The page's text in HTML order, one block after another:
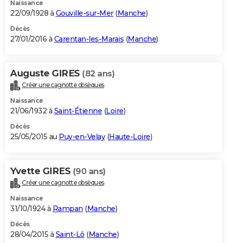
Naissance
22/09/1928 à Gouville-sur-Mer(Manche)
Décès
27/01/2016 à Carentan-les-Marais (Manche)
Auguste GIRES (82 ans)
Créer une cagnotte obsèques
Naissance
21/06/1932 à Saint-Étienne (Loire)
Décès
25/05/2015 au Puy-en-Velay(Haute-Loire)
Yvette GIRES (90 ans)
Créer une cagnotte obsèques
Naissance
31/10/1924 à Rampan (Manche)
Décès
28/04/2015 à Saint-Lô (Manche)